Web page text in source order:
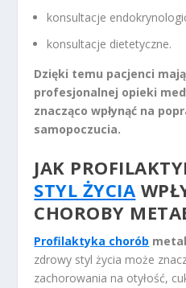
konsultacje
konsultacje dietetyczne.
Dzięki temu pacjenci
profesjonalnej opieki
znacząco wpłynąć na
samopoczucia.
JAK
STYL ŻYCIA
CHOROBY
Profilaktyka chorób
zdrowy styl życia może
zachorowania na otyłość,